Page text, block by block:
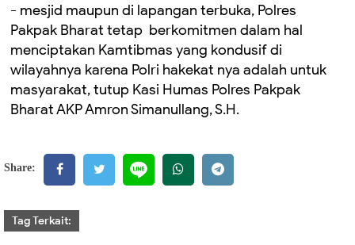
- mesjid maupun di lapangan terbuka, Polres
Pakpak Bharat tetap berkomitmen dalam hal
menciptakan Kamtibmas yang kondusif di
wilayahnya karena Polri hakekat nya adalah untuk
masyarakat, tutup Kasi Humas Polres Pakpak
Bharat AKP Amron Simanullang, S.H.
Share:
Tag Terkait: